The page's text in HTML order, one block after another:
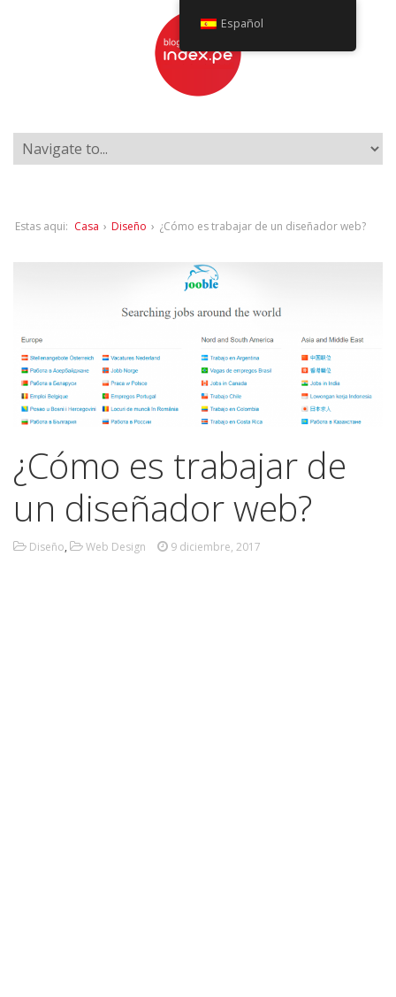
Estas aqui: Casa › Diseño › ¿Cómo es trabajar de un diseñador web?
¿Cómo es trabajar de
un diseñador web?
Diseño, Web Design 9 diciembre, 2017
Español